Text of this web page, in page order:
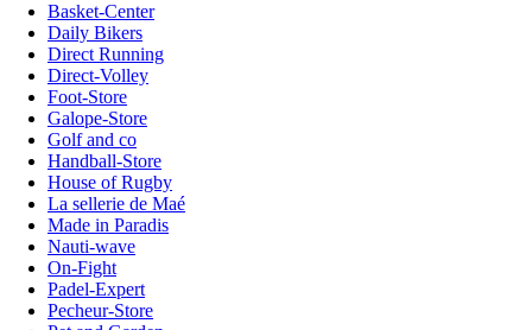
Basket-Center
Daily Bikers
Direct Running
Direct-Volley
Foot-Store
Galope-Store
Golf and co
Handball-Store
House of Rugby
La sellerie de Maé
Made in Paradis
Nauti-wave
On-Fight
Padel-Expert
Pecheur-Store